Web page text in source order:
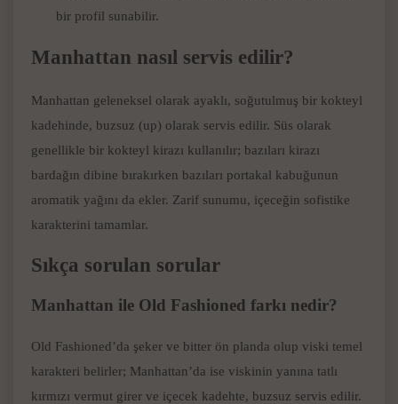
bir profil sunabilir.
Manhattan nasıl servis edilir?
Manhattan geleneksel olarak ayaklı, soğutulmuş bir kokteyl
kadehinde, buzsuz (up) olarak servis edilir. Süs olarak
genellikle bir kokteyl kirazı kullanılır; bazıları kirazı
bardağın dibine bırakırken bazıları portakal kabuğunun
aromatik yağını da ekler. Zarif sunumu, içeceğin sofistike
karakterini tamamlar.
Sıkça sorulan sorular
Manhattan ile Old Fashioned farkı nedir?
Old Fashioned’da şeker ve bitter ön planda olup viski temel
karakteri belirler; Manhattan’da ise viskinin yanına tatlı
kırmızı vermut girer ve içecek kadehte, buzsuz servis edilir.